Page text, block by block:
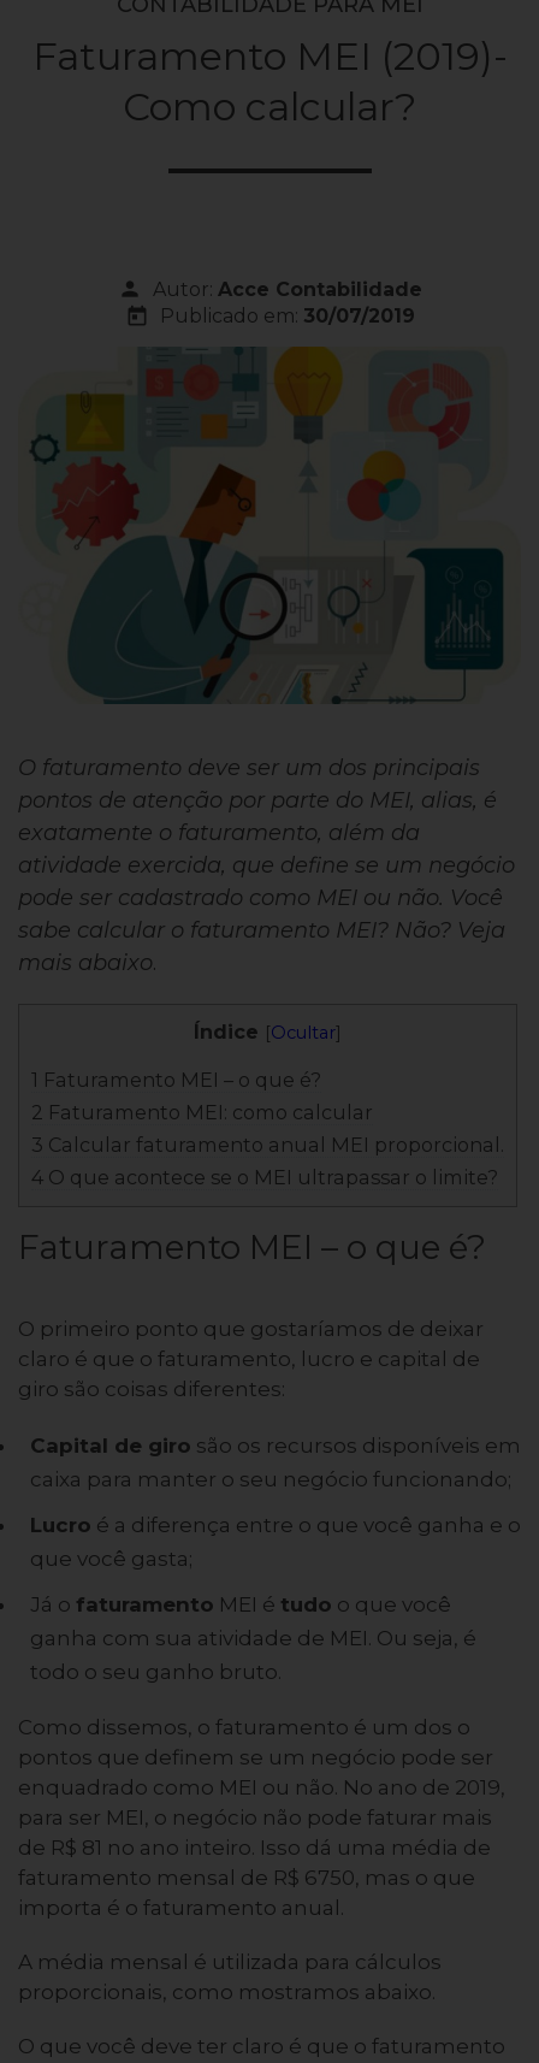
Faturamento MEI (2019)-
Como calcular?
person Autor: Acce Contabilidade
today Publicado em: 30/07/2019
O faturamento deve ser um dos principais
pontos de atenção por parte do MEI, alias, é
exatamente o faturamento, além da
atividade exercida, que define se um negócio
pode ser cadastrado como MEI ou não. Você
sabe calcular o faturamento MEI? Não? Veja
mais abaixo.
Índice [Ocultar]
1 Faturamento MEI – o que é?
2 Faturamento MEI: como calcular
3 Calcular faturamento anual MEI proporcional.
4 O que acontece se o MEI ultrapassar o limite?
Faturamento MEI – o que é?
O primeiro ponto que gostaríamos de deixar
claro é que o faturamento, lucro e capital de
giro são coisas diferentes:
Capital de giro são os recursos disponíveis em
caixa para manter o seu negócio funcionando;
Lucro é a diferença entre o que você ganha e o
que você gasta;
Já o faturamento MEI é tudo o que você
ganha com sua atividade de MEI. Ou seja, é
todo o seu ganho bruto.
Como dissemos, o faturamento é um dos o
pontos que definem se um negócio pode ser
enquadrado como MEI ou não. No ano de 2019,
para ser MEI, o negócio não pode faturar mais
de R$ 81 no ano inteiro. Isso dá uma média de
faturamento mensal de R$ 6750, mas o que
importa é o faturamento anual.
A média mensal é utilizada para cálculos
proporcionais, como mostramos abaixo.
O que você deve ter claro é que o faturamento